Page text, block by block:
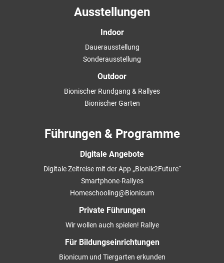
Ausstellungen
Indoor
Dauerausstellung
Sonderausstellung
Outdoor
Bionischer Rundgang & Rallyes
Bionischer Garten
Führungen & Programme
Digitale Angebote
Digitale Zeitreise mit der App „Bionik2Future“
Smartphone-Rallyes
Homeschooling@Bionicum
Private Führungen
Wir wollen auch spielen! Rallye
Für Bildungseinrichtungen
Bionicum und Tiergarten erkunden